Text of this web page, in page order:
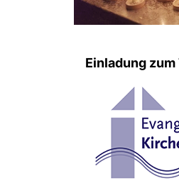
Einladung